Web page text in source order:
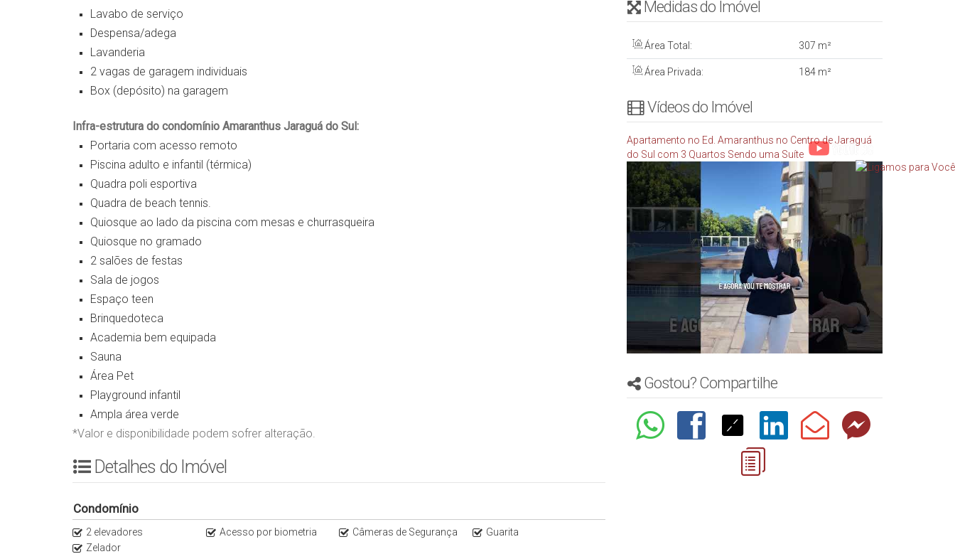
Lavabo de serviço
Despensa/adega
Lavanderia
2 vagas de garagem individuais
Box (depósito) na garagem
Infra-estrutura do condomínio Amaranthus Jaraguá do Sul:
Portaria com acesso remoto
Piscina adulto e infantil (térmica)
Quadra poli esportiva
Quadra de beach tennis.
Quiosque ao lado da piscina com mesas e churrasqueira
Quiosque no gramado
2 salões de festas
Sala de jogos
Espaço teen
Brinquedoteca
Academia bem equipada
Sauna
⁠Área Pet
Playground infantil
⁠Ampla área verde
*Valor e disponibilidade podem sofrer alteração.
Detalhes do Imóvel
Condomínio
2 elevadores Acesso por biometria Câmeras de Segurança
Guarita
Zelador
Medidas do Imóvel
Área Total: 307 m²
Área Privada: 184 m²
Vídeos do Imóvel
Apartamento no Ed. Amaranthus no Centro de Jaraguá
do Sul com 3 Quartos Sendo uma Suíte
Gostou? Compartilhe